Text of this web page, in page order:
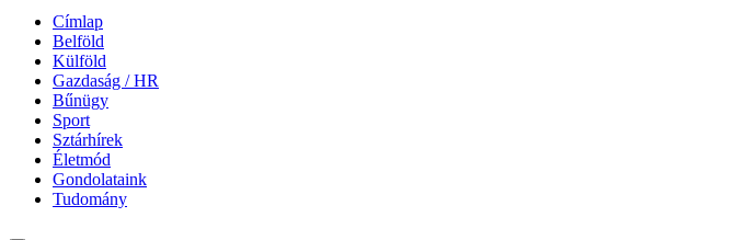
Címlap
Belföld
Külföld
Gazdaság / HR
Bűnügy
Sport
Sztárhírek
Életmód
Gondolataink
Tudomány